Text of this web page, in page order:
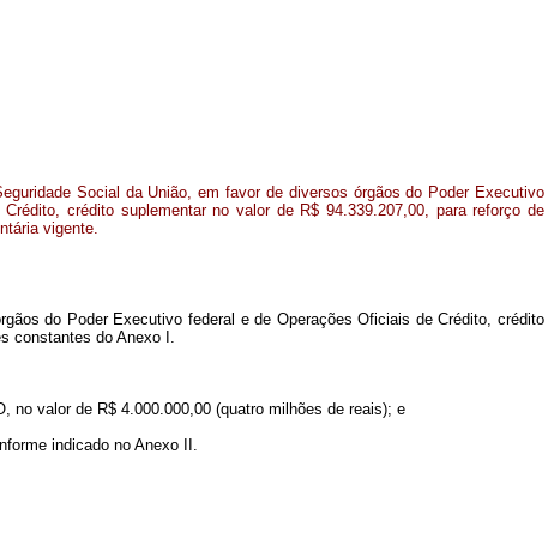
Social da União, em favor de diversos órgãos do Poder Executivo
crédito suplementar no valor de R$ 94.339.207,00, para reforço de
vigente.
do Poder Executivo federal e de Operações Oficiais de Crédito, crédito
constantes do Anexo I.
no valor de R$ 4.000.000,00 (quatro milhões de reais); e
indicado no Anexo II.